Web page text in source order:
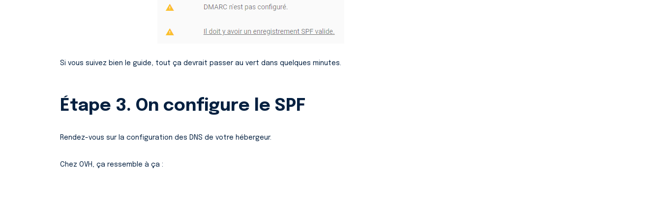
Si vous suivez bien le guide, tout ça devrait passer au vert dans quelques minutes.
Étape 3. On configure le SPF
Rendez-vous sur la configuration des DNS de votre hébergeur.
Chez OVH, ça ressemble à ça :